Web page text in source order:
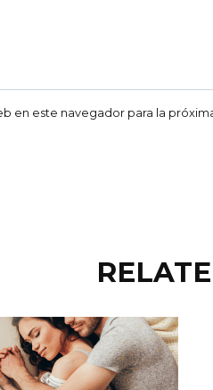
en este navegador para la